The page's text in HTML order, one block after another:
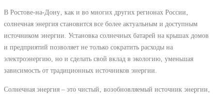
В Ростове-на-Дону‚ как и во многих других регионах России‚
солнечная энергия становится все более актуальным и доступным
источником энергии. Установка солнечных батарей на крышах домов
и предприятий позволяет не только сократить расходы на
электроэнергию‚ но и сделать свой вклад в экологию‚ уменьшая
зависимость от традиционных источников энергии.
Солнечная энергия – это чистый‚ возобновляемый источник энергии‚